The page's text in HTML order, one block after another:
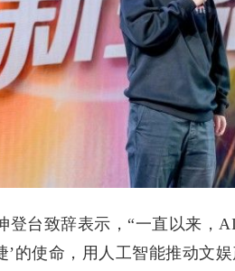
致辞表示，“一直以来，AI
的使命，用人工智能推动文